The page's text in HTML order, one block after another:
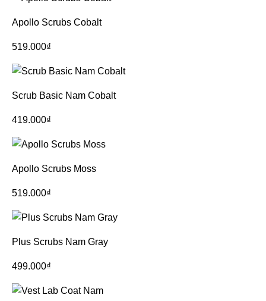
Apollo Scrubs Cobalt
519.000₫
Scrub Basic Nam Cobalt
419.000₫
Apollo Scrubs Moss
519.000₫
Plus Scrubs Nam Gray
499.000₫